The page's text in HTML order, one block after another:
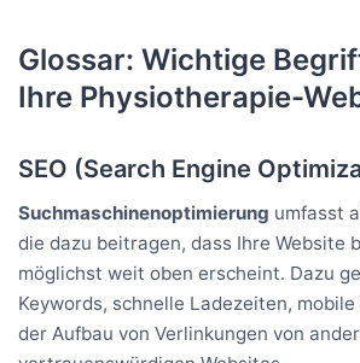
Glossar: Wichtige
Ihre Physiotherapie-
SEO (Search Engine
Suchmaschinenoptimierung umfasst
die dazu beitragen, dass Ihre Website
möglichst weit oben erscheint. Dazu
Keywords, schnelle Ladezeiten,
der Aufbau von Verlinkungen von